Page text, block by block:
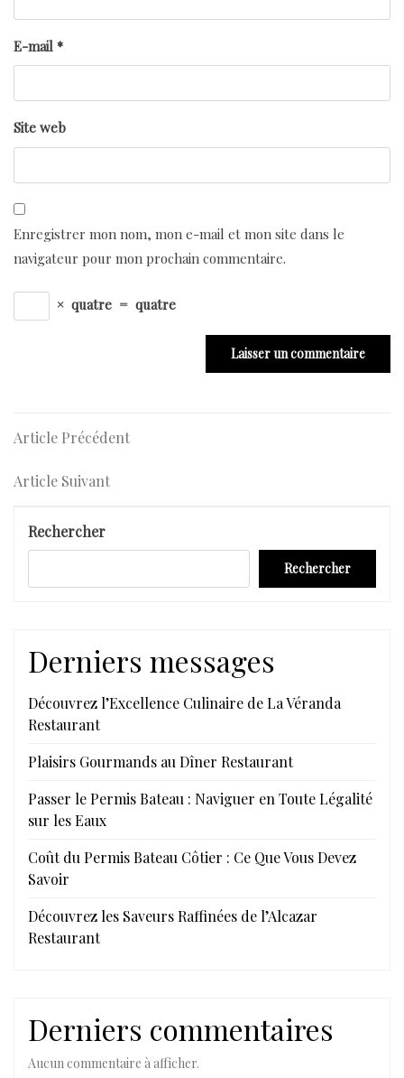
E-mail *
Site web
Enregistrer mon nom, mon e-mail et mon site dans le
navigateur pour mon prochain commentaire.
× quatre = quatre
Navigation
de
Article
Article Précédent
Article
Article Suivant
Rechercher
Rechercher
Derniers messages
Découvrez l’Excellence Culinaire de La Véranda
Restaurant
Plaisirs Gourmands au Dîner Restaurant
Passer le Permis Bateau : Naviguer en Toute Légalité
sur les Eaux
Coût du Permis Bateau Côtier : Ce Que Vous Devez
Savoir
Découvrez les Saveurs Raffinées de l’Alcazar
Restaurant
Derniers commentaires
Aucun commentaire à afficher.